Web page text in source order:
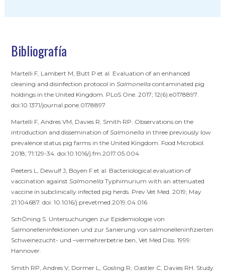
Bibliografía
Martelli F, Lambert M, Butt P et al. Evaluation of an enhanced
cleaning and disinfection protocol inSalmonella contaminated pig
holdings in the United Kingdom. PLoS One. 2017; 12(6):e0178897.
doi:10.1371/journal.pone.0178897
Martelli F, Andres VM, Davies R, Smith RP. Observations on the
introduction and dissemination ofSalmonella in three previously low
prevalence status pig farms in the United Kingdom. Food Microbiol.
2018; 71:129-34. doi:10.1016/j.fm.2017.05.004
Peeters L, Dewulf J, Boyen F et al. Bacteriological evaluation of
vaccination againstSalmonella Typhimurium with an attenuated
vaccine in subclinically infected pig herds. Prev Vet Med. 2019; May
21:104687. doi: 10.1016/j.prevetmed.2019.04.016
SchÖning S. Untersuchungen zur Epidemiologie von
Salmonelleninfektionen und zur Sanierung von salmonelleninfizierten
Schweinezucht- und –vermehrerbetrie ben, Vet Med Diss. 1999.
Hannover.
Smith RP, Andres V, Dormer L, Gosling R, Oastler C, Davies RH. Study